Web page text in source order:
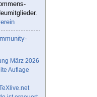
März 2026
Auflage